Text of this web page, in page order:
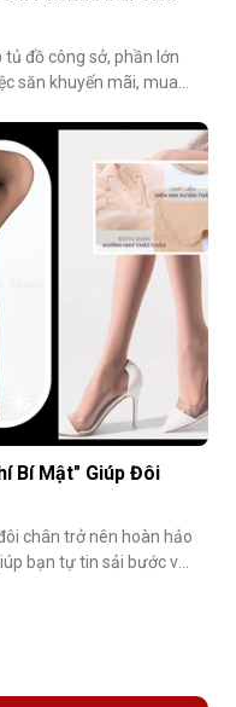
tủ đồ công sở, phần lớn
săn khuyến mãi, mua
rất nhiều: đầu tư vào
Cụ thể hơn, tất modal
Bí Mật" Giúp Đôi
chân trở nên hoàn hảo
bạn tự tin sải bước với